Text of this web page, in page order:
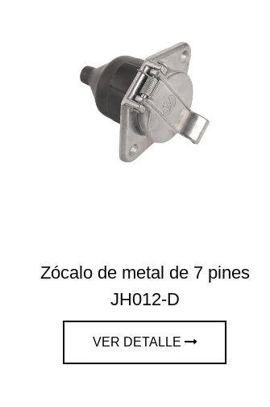
Zócalo de metal de 7 pines
JH012-D
VER DETALLE